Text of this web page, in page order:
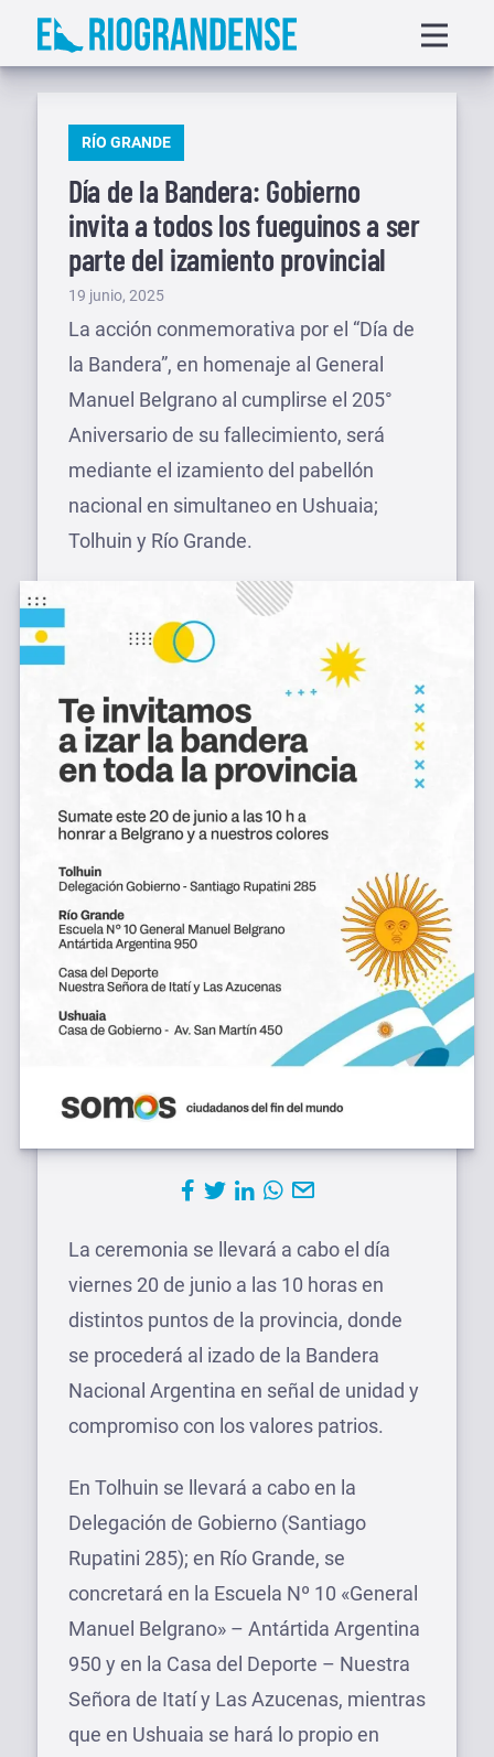
Saltar
menu
PUBLICADO
RÍO GRANDE
Día de la Bandera: Gobierno
invita a todos los fueguinos a ser
parte del izamiento provincial
Publicado
el
19 junio, 2025
La acción conmemorativa por el “Día de
la Bandera”, en homenaje al General
Manuel Belgrano al cumplirse el 205°
Aniversario de su fallecimiento, será
mediante el izamiento del pabellón
nacional en simultaneo en Ushuaia;
Tolhuin y Río Grande.
La ceremonia se llevará a cabo el día
viernes 20 de junio a las 10 horas en
distintos puntos de la provincia, donde
se procederá al izado de la Bandera
Nacional Argentina en señal de unidad y
compromiso con los valores patrios.
En Tolhuin se llevará a cabo en la
Delegación de Gobierno (Santiago
Rupatini 285); en Río Grande, se
concretará en la Escuela Nº 10 «General
Manuel Belgrano» – Antártida Argentina
950 y en la Casa del Deporte – Nuestra
Señora de Itatí y Las Azucenas, mientras
que en Ushuaia se hará lo propio en